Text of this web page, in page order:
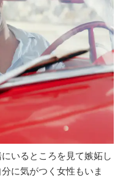
いるところを見て嫉妬し
に気がつく女性もいま